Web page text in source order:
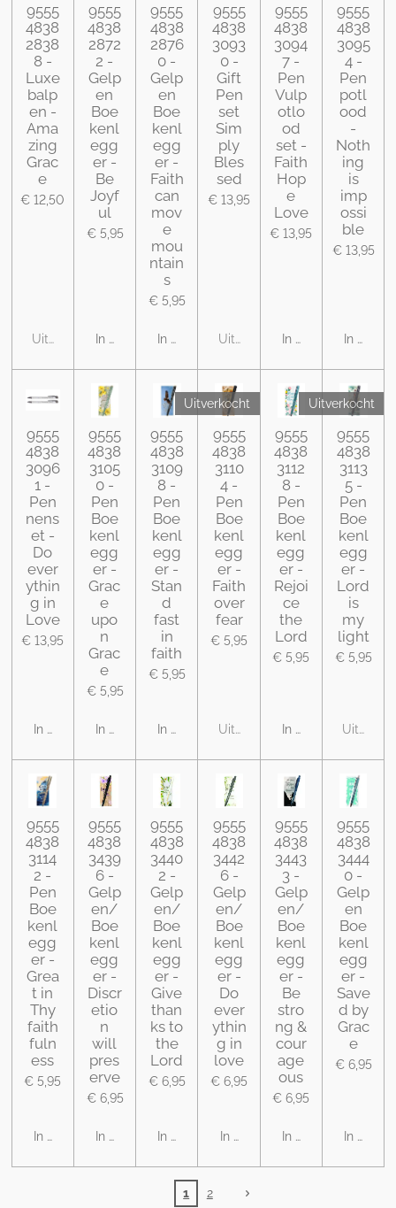
9555
4838
2838
8 -
Luxe
balp
en -
Ama
zing
Grac
e
€ 12,50
Uitverkocht
9555
4838
2872
2 -
Gelp
en
Boe
kenl
egg
er -
Be
Joyf
ul
€ 5,95
In winkelwagen
9555
4838
2876
0 -
Gelp
en
Boe
kenl
egg
er -
Faith
can
mov
e
mou
ntain
s
€ 5,95
In winkelwagen
9555
4838
3093
0 -
Gift
Pen
set
Sim
ply
Bles
sed
€ 13,95
Uitverkocht
9555
4838
3094
7 -
Pen
Vulp
otlo
od
set -
Faith
Hop
e
Love
€ 13,95
In winkelwagen
9555
4838
3095
4 -
Pen
potl
ood
-
Noth
ing
is
imp
ossi
ble
€ 13,95
In
9555
4838
3096
1 -
Pen
nens
et -
Do
ever
ythin
g in
Love
€ 13,95
In winkelwagen
9555
4838
3105
0 -
Pen
Boe
kenl
egg
er -
Grac
e
upo
n
Grac
e
€ 5,95
In winkelwagen
9555
4838
3109
8 -
Pen
Boe
kenl
egg
er -
Stan
d
fast
in
faith
€ 5,95
In winkelwagen
Uitverkocht
9555
4838
3110
4 -
Pen
Boe
kenl
egg
er -
Faith
over
fear
€ 5,95
Uitverkocht
9555
4838
3112
8 -
Pen
Boe
kenl
egg
er -
Rejoi
ce
the
Lord
€ 5,95
In winkelwagen
Uitverkocht
9555
4838
3113
5 -
Pen
Boe
kenl
egg
er -
Lord
is
my
light
€ 5,95
9555
4838
3114
2 -
Pen
Boe
kenl
egg
er -
Grea
t in
Thy
faith
fuln
ess
€ 5,95
In winkelwagen
9555
4838
3439
6 -
Gelp
en/
Boe
kenl
egg
er -
Discr
etio
n
will
pres
erve
€ 6,95
In winkelwagen
9555
4838
3440
2 -
Gelp
en/
Boe
kenl
egg
er -
Give
than
ks to
the
Lord
€ 6,95
In winkelwagen
9555
4838
3442
6 -
Gelp
en/
Boe
kenl
egg
er -
Do
ever
ythin
g in
love
€ 6,95
In winkelwagen
9555
4838
3443
3 -
Gelp
en/
Boe
kenl
egg
er -
Be
stro
ng &
cour
age
ous
€ 6,95
In winkelwagen
9555
4838
3444
0 -
Gelp
en
Boe
kenl
egg
er -
Save
d by
Grac
e
€ 6,95
In
1 2